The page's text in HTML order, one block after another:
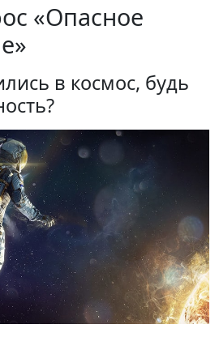
«Опасное
в космос, будь